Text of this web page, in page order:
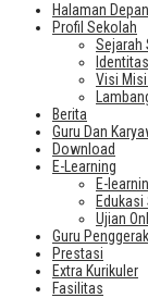
Halaman Depan
Profil Sekolah
Sejarah
Visi Misi
Berita
Guru Dan
Download
E-Learning
E-
Ujian
Guru Penggerak
Prestasi
Extra Kurikuler
Fasilitas